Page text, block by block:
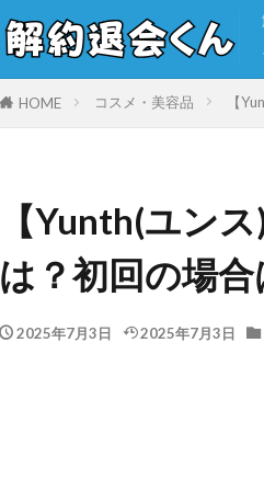
HOME コスメ・美容品 【
【Yunth(ユン
は？初回の場合
2025年7月3日 2025年7月3日